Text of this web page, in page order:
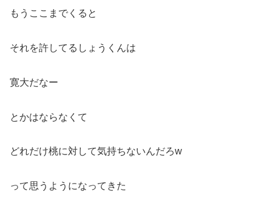
もうここまでくると
それを許してるしょうくんは
寛大だなー
とかはならなくて
どれだけ桃に対して気持ちないんだろw
って思うようになってきた